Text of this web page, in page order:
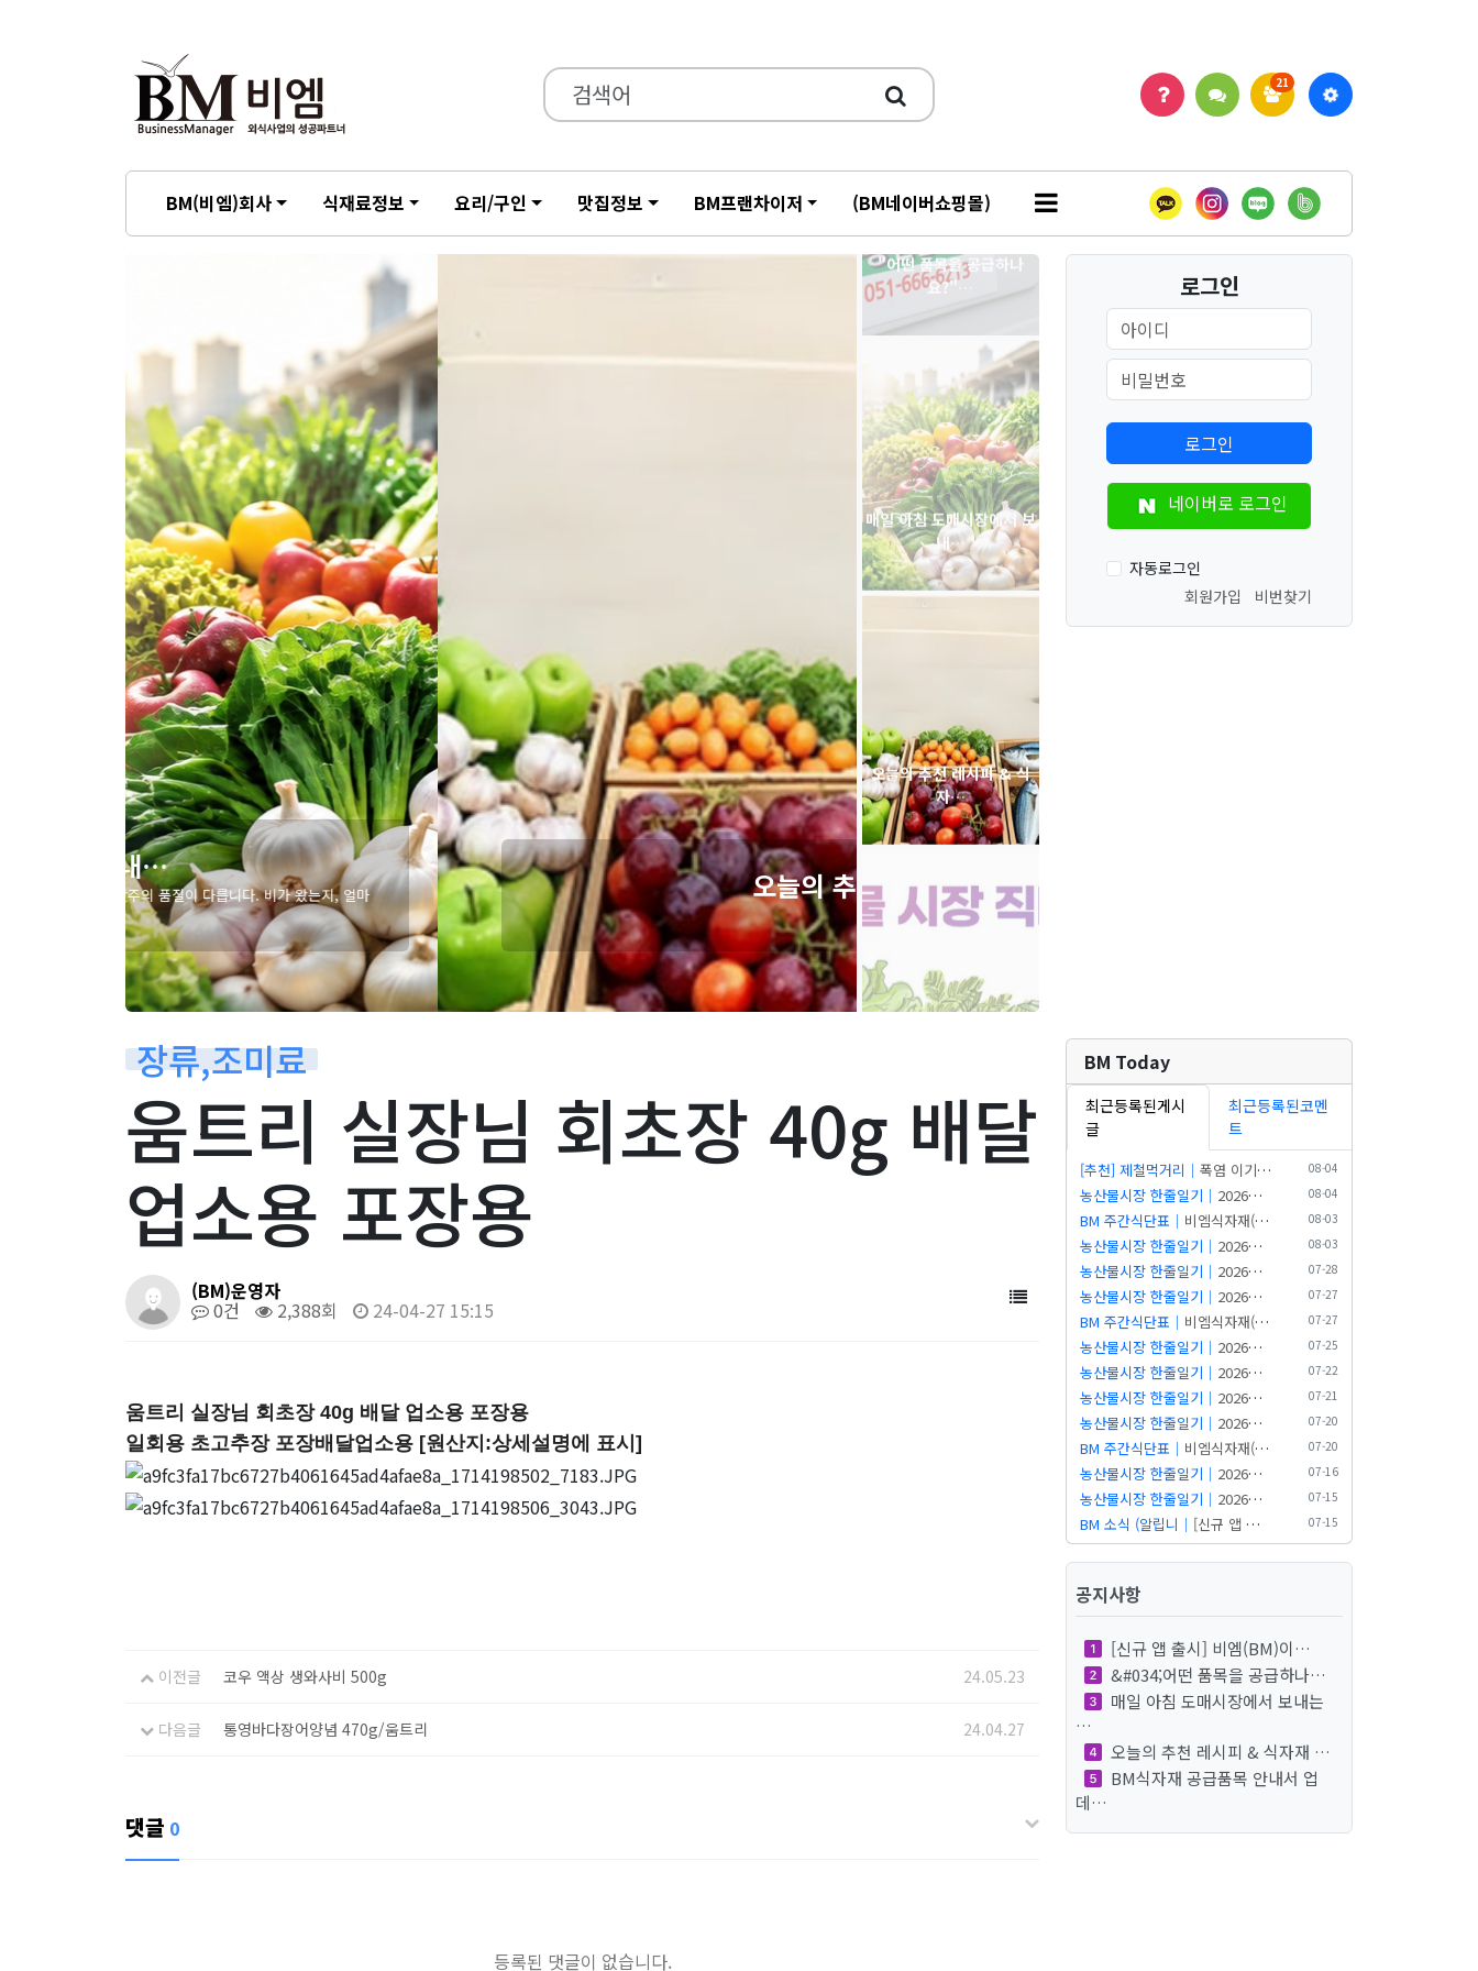
21
BM(비엠)회사 식재료정보 요리/구인 맛집정보 BM프랜차이저 (BM네이버쇼핑몰)
오늘의 추천 레시피 & 식자…
안녕하세요, BM식자재입니다. 홈페이지 메인 화면에 급식·외식 현장에서 유용하게 활용하실 수 있는 두 가지 …
"어떤 품목을 공급하나
요?"…
매일 아침 도매시장에서 보
내…
내…
로그인
네이버로 로그인
자동로그인
회원가입
비번찾기
장류,조미료
움트리 실장님 회초장 40g 배달
업소용 포장용
(BM)운영자
0건 2,388회 24-04-27 15:15
움트리 실장님 회초장 40g 배달 업소용 포장용
일회용 초고추장 포장배달업소용 [원산지:상세설명에 표시]
이전글 코우 액상 생와사비 500g 24.05.23
다음글 통영바다장어양념 470g/움트리 24.04.27
댓글 0
등록된 댓글이 없습니다.
BM Today
최근등록된게시
글
최근등록된코멘
트
[추천] 제철먹거리｜ 폭염 이기는 8월 제철 식재료와 2026 외식 트렌드 | 부산식재료는 비엠 08-04
농산물시장 한줄일기｜ 2026년 08월 04일 새벽 시장일기 08-04
BM 주간식단표｜ 비엠식자재(BM Food) 주간식단표 (2026.08.03~08.09) | 8월의… 08-03
농산물시장 한줄일기｜ 2026년 08월 03일 새벽 시장일기 08-03
농산물시장 한줄일기｜ 2026년 07월 28일 새벽 시장일기 07-28
농산물시장 한줄일기｜ 2026년 07월 27일 새벽 시장일기 07-27
BM 주간식단표｜ 비엠식자재(BM Food) 주간식단표 (2026.07.27~08.02) | 7월을… 07-27
농산물시장 한줄일기｜ 2026년 07월 25일 새벽 시장일기 07-25
농산물시장 한줄일기｜ 2026년 07월 22일 새벽 시장일기 07-22
농산물시장 한줄일기｜ 2026년 07월 21일 새벽 시장일기 07-21
농산물시장 한줄일기｜ 2026년 07월 20일 새벽 시장일기 07-20
BM 주간식단표｜ 비엠식자재(BM Food) 주간식단표 (2026.07.20~07.26) | 깻잎이… 07-20
농산물시장 한줄일기｜ 2026년 07월 16일 새벽 시장일기 07-16
농산물시장 한줄일기｜ 2026년 07월 15일 새벽 시장일기 07-15
BM 소식 (알립니｜ [신규 앱 출시] 비엠(BM)이 직접 만든 「밥상봄」 — 가족 맞춤 AI 식단·장… 07-15
공지사항
[신규 앱 출시] 비엠(BM)이…
&#034;어떤 품목을 공급하나…
매일 아침 도매시장에서 보내는
…
오늘의 추천 레시피 & 식자재 …
BM식자재 공급품목 안내서 업
데…